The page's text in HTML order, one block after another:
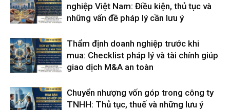
nghiệp Việt Nam: Điều kiện, thủ tục và
những vấn đề pháp lý cần lưu ý
Thẩm định doanh nghiệp trước khi
mua: Checklist pháp lý và tài chính giúp
giao dịch M&A an toàn
Chuyển nhượng vốn góp trong công ty
TNHH: Thủ tục, thuế và những lưu ý